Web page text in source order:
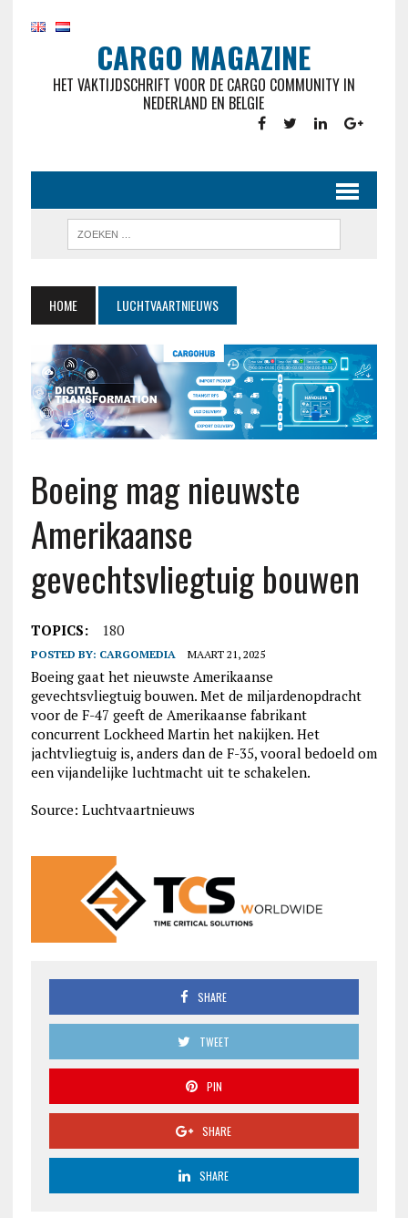
CARGO MAGAZINE
HET VAKTIJDSCHRIFT VOOR DE CARGO COMMUNITY IN
NEDERLAND EN BELGIE
HOME LUCHTVAARTNIEUWS
Boeing mag nieuwste
Amerikaanse
gevechtsvliegtuig bouwen
TOPICS: 180
POSTED BY: CARGOMEDIA MAART 21, 2025
Boeing gaat het nieuwste Amerikaanse
gevechtsvliegtuig bouwen. Met de miljardenopdracht
voor de F-47 geeft de Amerikaanse fabrikant
concurrent Lockheed Martin het nakijken. Het
jachtvliegtuig is, anders dan de F-35, vooral bedoeld om
een vijandelijke luchtmacht uit te schakelen.
Source: Luchtvaartnieuws
SHARE
TWEET
PIN
SHARE
SHARE